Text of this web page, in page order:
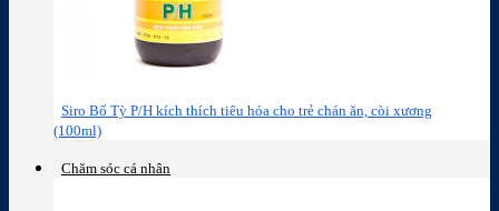
Siro Bổ Tỳ P/H kích thích tiêu hóa cho trẻ chán ăn, còi xương
(100ml)
Chăm sóc cá nhân